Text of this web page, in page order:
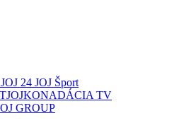
JOJ 24 JOJ Šport
JOJKONADÁCIA TV
GROUP